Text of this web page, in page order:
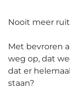
Nooit meer
Met bevroren
weg op, dat
dat er
staan?